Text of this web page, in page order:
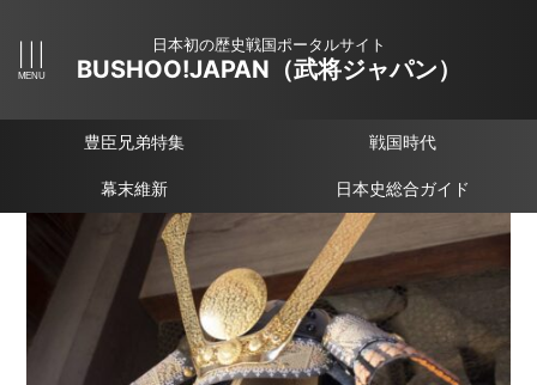
日本初の歴史戦国ポータルサイト
BUSHOO!JAPAN（武将ジャパン）
豊臣兄弟特集 戦国時代
幕末維新 日本史総合ガイド